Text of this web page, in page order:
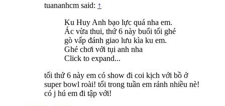
tuananhcm said: ↑
Ku Huy Anh bạo lực quá nha em.
Ác vừa thui, thứ 6 này buổi tối ghé
gò vấp đánh giao lưu kìa ku em.
Ghé chơi với tụi anh nha
Click to expand...
tối thứ 6 này em có show đi coi kịch với bồ ở
super bowl roài! tối trong tuần em rảnh nhiều nè!
có j hú em đi tập với!